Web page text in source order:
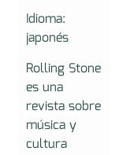
Idioma:
japonés
Rolling Stone
es una
revista sobre
música y
cultura